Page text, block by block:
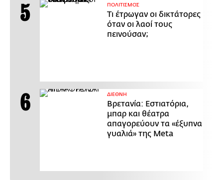
ΠΟΛΙΤΙΣΜΟΣ
Τι έτρωγαν οι δικτάτορες
όταν οι λαοί τους
πεινούσαν;
ΔΙΕΘΝΗ
Βρετανία: Εστιατόρια,
μπαρ και θέατρα
απαγορεύουν τα «έξυπνα
γυαλιά» της Meta